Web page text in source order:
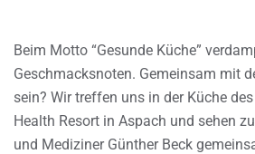
Beim Motto “Gesunde Küche”
Geschmacksnoten. Gemeinsam mit
sein? Wir treffen uns in der Küche
Health Resort in Aspach und sehen
und Mediziner Günther Beck